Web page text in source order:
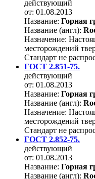
действующий
от: 01.08.2013
Название: Горная
Название (англ):
Назначение:
месторождений
Стандарт не
ГОСТ 2.851-75.
действующий
от: 01.08.2013
Название: Горная
Название (англ):
Назначение:
месторождений
Стандарт не
ГОСТ 2.852-75.
действующий
от: 01.08.2013
Название: Горная
Название (англ):